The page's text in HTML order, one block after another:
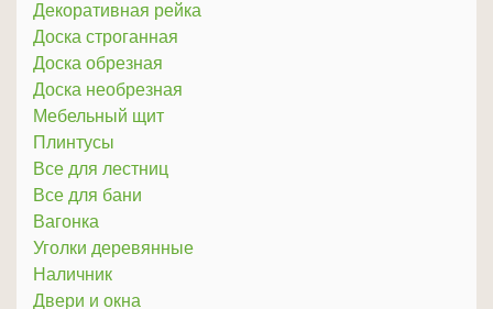
Декоративная рейка
Доска строганная
Доска обрезная
Доска необрезная
Мебельный щит
Плинтусы
Все для лестниц
Все для бани
Вагонка
Уголки деревянные
Наличник
Двери и окна